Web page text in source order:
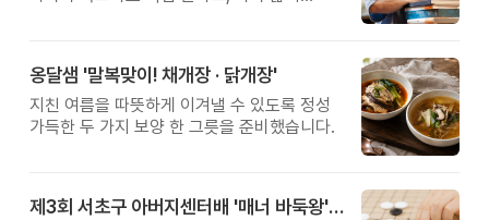
옹달샘 '말복맞이! 채개장 · 닭개장'
지친 여름을 따뜻하게 이겨낼 수 있도록 정성
가득한 두 가지 보양 한 그릇을 준비했습니다.
제3회 서초구 아버지센터배 '매너 바둑왕' 대회